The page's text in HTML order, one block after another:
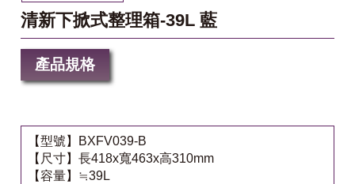
清新下掀式整理箱-39L 藍
產品規格
【型號】BXFV039-B
【尺寸】長418x寬463x高310mm
【容量】≒39L